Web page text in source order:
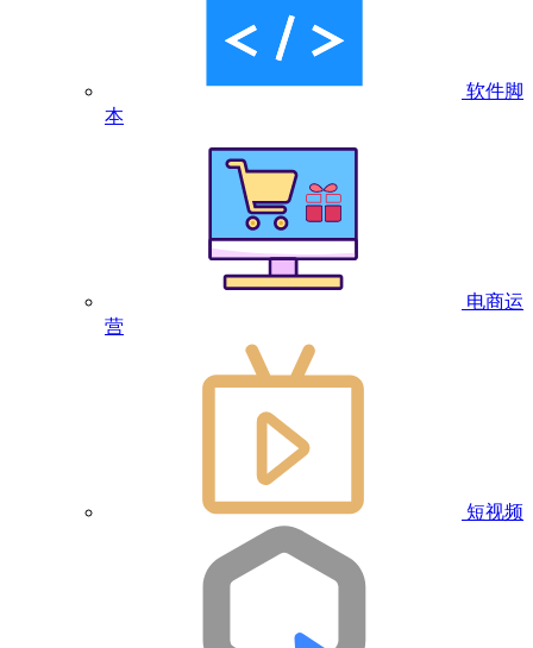
软件脚
本
电商运
营
短视频